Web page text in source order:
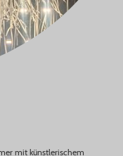
mit künstlerischem